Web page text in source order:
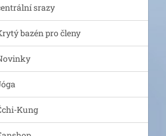
srazy
bazén pro členy
Kung